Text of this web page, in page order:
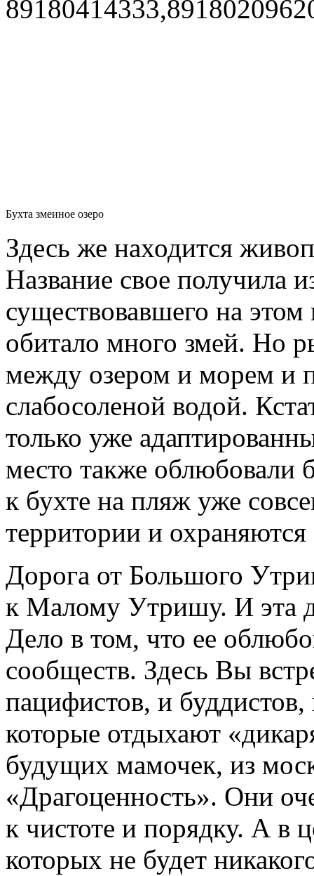
Бухта змеиное озеро
Здесь же находится
Название свое получила
существовавшего на этом
обитало много змей. Но
между озером и морем и
слабосоленой водой.
только уже
место также облюбовали
к бухте на пляж уже
территории и
Дорога от Большого
к Малому Утришу. И эта
Дело в том, что ее
сообществ. Здесь Вы
пацифистов, и
которые отдыхают
будущих мамочек, из
«Драгоценность». Они
к чистоте и порядку. А в
которых не будет